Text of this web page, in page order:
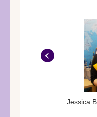
どんな方も大歓迎で
Jessica